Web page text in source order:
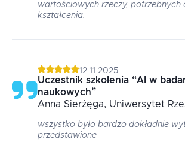
wartościowych rzeczy, potrzebnych
kształcenia.
12.11.2025
Uczestnik szkolenia “AI w
naukowych”
Anna Sierżęga, Uniwersytet
wszystko było bardzo dokładnie
przedstawione